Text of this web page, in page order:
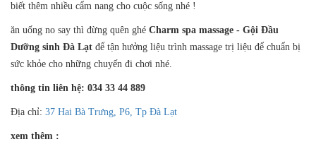
biết thêm nhiều cẩm nang cho cuộc sống nhé !
ăn uống no say thì đừng quên ghé Charm spa massage - Gội Đầu
Dưỡng sinh Đà Lạt để tận hưởng liệu trình massage trị liệu để chuẩn bị
sức khỏe cho những chuyến đi chơi nhé.
thông tin liên hệ: 034 33 44 889
Địa chỉ: 37 Hai Bà Trưng, P6, Tp Đà Lạt
xem thêm :